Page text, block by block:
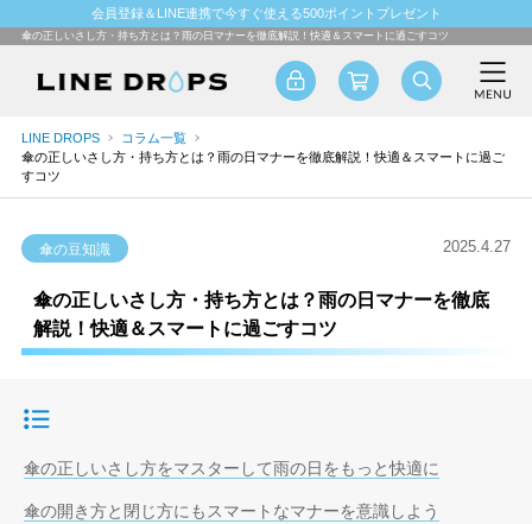
会員登録＆LINE連携で今すぐ使える500ポイントプレゼント
傘の正しいさし方・持ち方とは？雨の日マナーを徹底解説！快適＆スマートに過ごすコツ
LINE DROPS
コラム一覧
傘の正しいさし方・持ち方とは？雨の日マナーを徹底解説！快適＆スマートに過ご
すコツ
傘の豆知識 2025.4.27
傘の正しいさし方・持ち方とは？雨の日マナーを徹底
解説！快適＆スマートに過ごすコツ
傘の正しいさし方をマスターして雨の日をもっと快適に
傘の開き方と閉じ方にもスマートなマナーを意識しよう